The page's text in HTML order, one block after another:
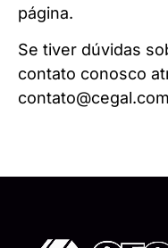
página.
Se tiver dúvidas
contato conosco